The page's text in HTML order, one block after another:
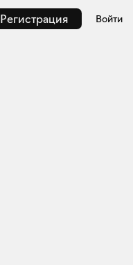
Регистрация Войти